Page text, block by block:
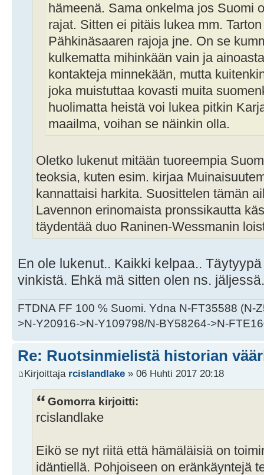
hämeenä. Sama onkelma jos Suomi
rajat. Sitten ei pitäis lukea mm.
Pähkinäsaaren rajoja jne. On se
kulkematta mihinkään vain ja
kontakteja minnekään, mutta
joka muistuttaa kovasti muita
huolimatta heistä voi lukea pitkin
maailma, voihan se näinkin olla.
Oletko lukenut mitään tuoreempia
teoksia, kuten esim. kirjaa
kannattaisi harkita. Suosittelen tämän
Lavennon erinomaista pronssikautta
täydentää duo Raninen-Wessmanin
En ole lukenut.. Kaikki kelpaa..
vinkistä. Ehkä mä sitten olen ns.
FTDNA FF 100 % Suomi. Ydna N-FT35588 (N-
>N-Y20916->N-Y109798/N-BY58264->N-
Re: Ruotsinmielistä historian
Kirjoittaja rcislandlake » 06 Huhti 2017 20:18
Gomorra kirjoitti:
rcislandlake
Eikö se nyt riitä että hämäläisiä on
idäntiellä. Pohjoiseen on eränkäyntejä